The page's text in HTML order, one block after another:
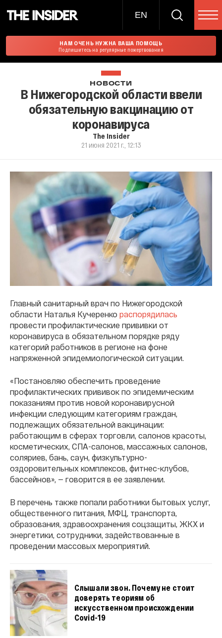
EN
НАМ ОЧЕНЬ НУЖНА ВАША ПОМОЩЬ
Подпишитесь на регулярные пожертвования
НОВОСТИ
В Нижегородской области ввели
обязательную вакцинацию от
коронавируса
The Insider
21 июня 2021 г., 12:13
Главный санитарный врач по Нижегородской
области Наталья Кучеренко распорядилась
провести профилактические прививки от
коронавируса в обязательном порядке ряду
категорий работников в регионе на фоне
напряженной эпидемиологической ситуации.
«Постановляю обеспечить проведение
профилактических прививок по эпидемическим
показаниям против новой коронавирусной
инфекции следующим категориям граждан,
подлежащих обязательной вакцинации:
работающим в сферах торговли, салонов красоты,
косметических, СПА-салонов, массажных салонов,
соляриев, бань, саун, физкультурно-
оздоровительных комплексов, фитнес-клубов,
бассейнов», — говорится в ее заявлении.
В перечень также попали работники бытовых услуг,
общественного питания, МФЦ, транспорта,
образования, здравоохранения соцзащиты, ЖКХ и
энергетики, сотрудники, задействованные в
проведении массовых мероприятий.
Слышали звон. Почему не стоит
доверять теориям об
искусcтвенном происхождении
Covid-19